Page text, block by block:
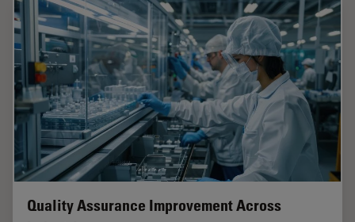
Quality Assurance Improvement Across